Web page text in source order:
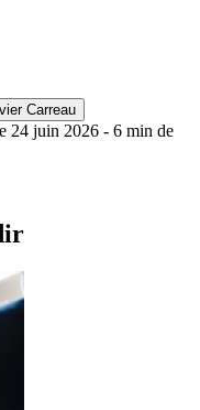
Carreau
24 juin 2026 - 6 min de